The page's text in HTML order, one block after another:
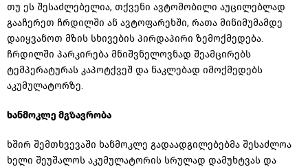
თუ ეს შესაძლებელია, თქვენი ავტომობილი აუცილებლად
გააჩერეთ ჩრდილში ან ავტოფარეხში, რათა მინიმუმამდე
დაიყვანოთ მზის სხივების პირდაპირი ზემოქმედება.
ჩრდილში პარკირება მნიშვნელოვნად შეამცირებს
ტემპერატურას კაპოტქვეშ და ნაკლებად იმოქმედებს
აკუმულატორზე.
ხანმოკლე მგზავრობა
ხშირ შემთხვევაში ხანმოკლე გადაადგილებებმა შესაძლოა
ხელი შეუშალოს აკუმულატორის სრულად დამუხტვას და